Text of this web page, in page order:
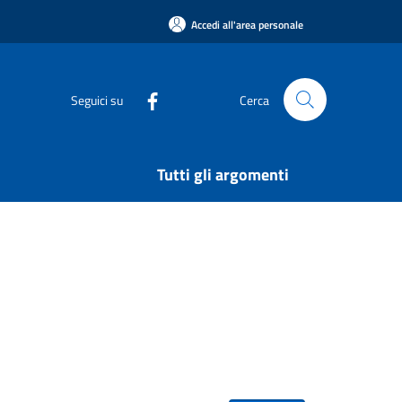
Accedi all'area personale
Seguici su Cerca
Tutti gli argomenti